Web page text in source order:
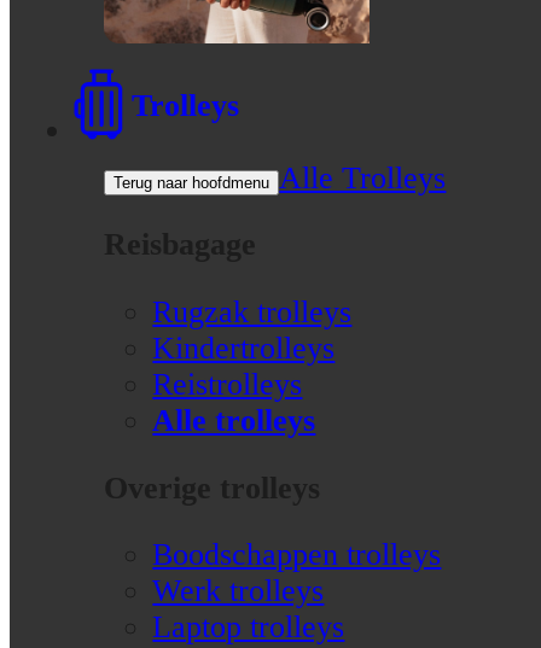
Trolleys
Terug naar hoofdmenu Alle Trolleys
Reisbagage
Rugzak trolleys
Kindertrolleys
Reistrolleys
Alle trolleys
Overige trolleys
Boodschappen trolleys
Werk trolleys
Laptop trolleys